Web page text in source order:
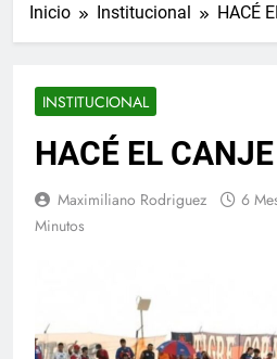
Inicio Institucional HACÉ
INSTITUCIONAL
HACÉ EL CANJE
Maximiliano Rodriguez 6
Minutos